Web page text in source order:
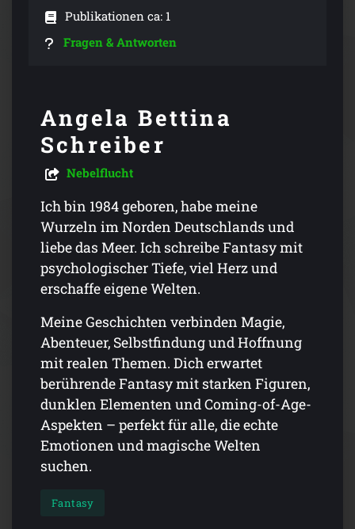
Publikationen ca: 1
Fragen & Antworten
Angela Bettina
Schreiber
Nebelflucht
Ich bin 1984 geboren, habe meine
Wurzeln im Norden Deutschlands und
liebe das Meer. Ich schreibe Fantasy mit
psychologischer Tiefe, viel Herz und
erschaffe eigene Welten.
Meine Geschichten verbinden Magie,
Abenteuer, Selbstfindung und Hoffnung
mit realen Themen. Dich erwartet
berührende Fantasy mit starken Figuren,
dunklen Elementen und Coming-of-Age-
Aspekten – perfekt für alle, die echte
Emotionen und magische Welten
suchen.
Fantasy